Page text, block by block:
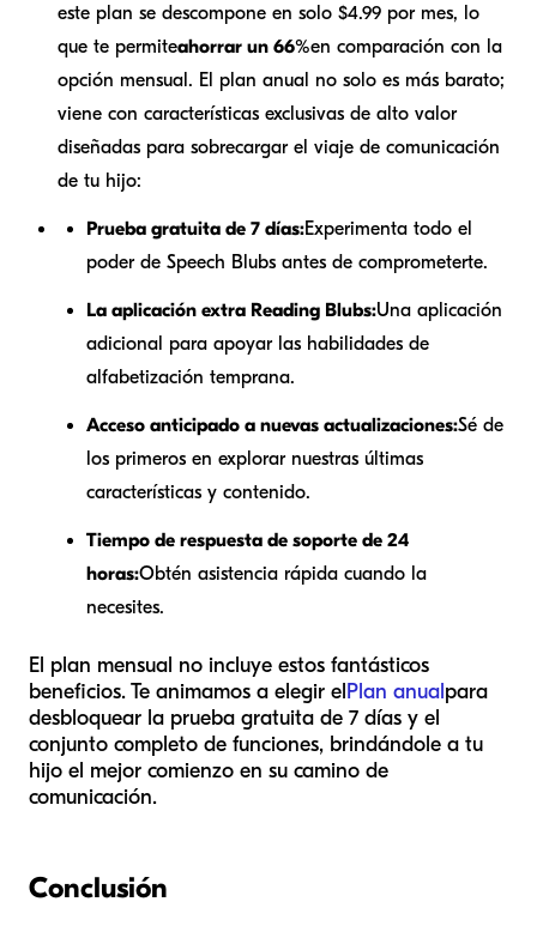
este plan se descompone en solo $4.99 por mes, lo
que te permiteahorrar un 66%en comparación con la
opción mensual. El plan anual no solo es más barato;
viene con características exclusivas de alto valor
diseñadas para sobrecargar el viaje de comunicación
de tu hijo:
Prueba gratuita de 7 días:Experimenta todo el
poder de Speech Blubs antes de comprometerte.
La aplicación extra Reading Blubs:Una aplicación
adicional para apoyar las habilidades de
alfabetización temprana.
Acceso anticipado a nuevas actualizaciones:Sé de
los primeros en explorar nuestras últimas
características y contenido.
Tiempo de respuesta de soporte de 24
horas:Obtén asistencia rápida cuando la
necesites.
El plan mensual no incluye estos fantásticos
beneficios. Te animamos a elegir elPlan anualpara
desbloquear la prueba gratuita de 7 días y el
conjunto completo de funciones, brindándole a tu
hijo el mejor comienzo en su camino de
comunicación.
Conclusión